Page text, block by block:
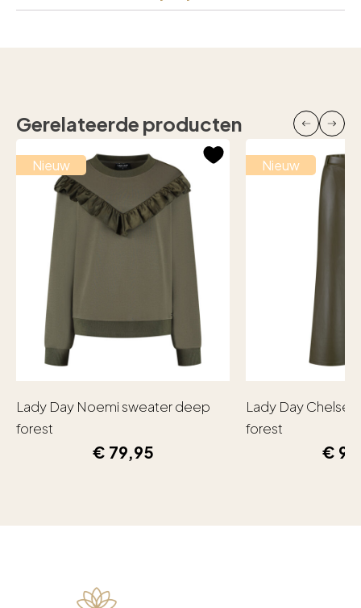
Gerelateerde producten
Nieuw
Lady Day Noemi sweater deep
forest
€ 79,95
Nieuw
Lady Day
forest
€